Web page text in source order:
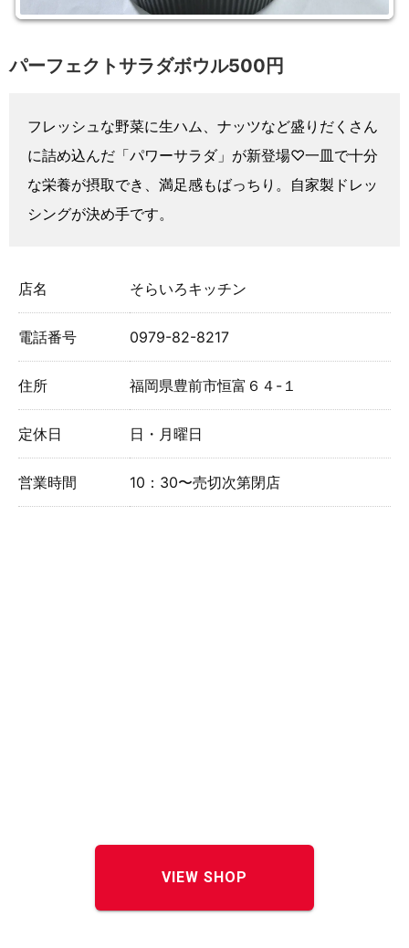
パーフェクトサラダボウル500円
フレッシュな野菜に生ハム、ナッツなど盛りだくさん
に詰め込んだ「パワーサラダ」が新登場♡一皿で十分
な栄養が摂取でき、満足感もばっちり。自家製ドレッ
シングが決め手です。
店名 そらいろキッチン
電話番号 0979-82-8217
住所 福岡県豊前市恒富６４-１
定休日 日・月曜日
営業時間 10：30〜売切次第閉店
VIEW SHOP